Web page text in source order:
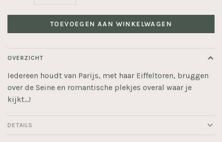
TOEVOEGEN AAN WINKELWAGEN
OVERZICHT
Iedereen houdt van Parijs, met haar Eiffeltoren, bruggen
over de Seine en romantische plekjes overal waar je
kijkt…!
DETAILS